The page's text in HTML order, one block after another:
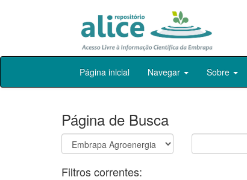
Skip
Página inicial Navegar Sobre
Página de Busca
Filtros correntes: